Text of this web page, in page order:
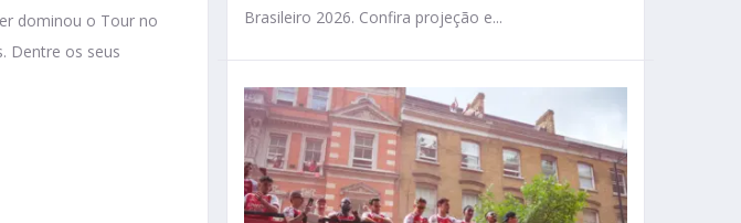
dominou o Tour no
Dentre os seus
Brasileiro 2026. Confira projeção e...